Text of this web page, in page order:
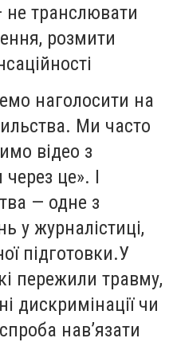
не транслювати
розмити
наголосити на
Ми часто
відео з
це». І
— одне з
у журналістиці,
підготовки.У
пережили травму,
дискримінації чи
нав’язати